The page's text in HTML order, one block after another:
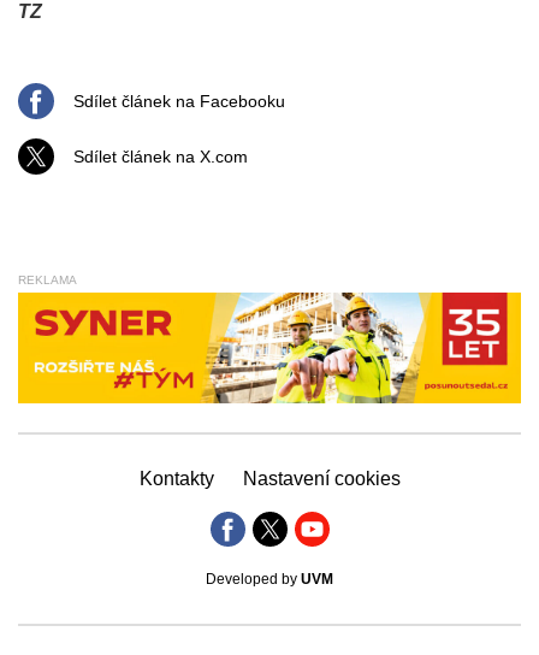
TZ
Sdílet článek na Facebooku
Sdílet článek na X.com
REKLAMA
Kontakty Nastavení cookies
Developed by UVM